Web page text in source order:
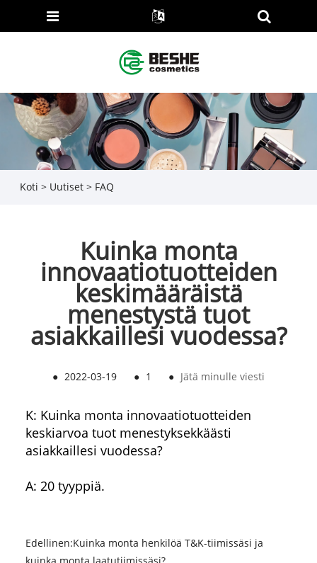
Koti > Uutiset> FAQ
Kuinka monta
innovaatiotuotteiden
keskimääräistä
menestystä tuot
asiakkaillesi vuodessa?
● 2022-03-19 ● 1 ● Jätä minulle viesti
K: Kuinka monta innovaatiotuotteiden
keskiarvoa tuot menestyksekkäästi
asiakkaillesi vuodessa?
A: 20 tyyppiä.
Edellinen:Kuinka monta henkilöä T&K-tiimissäsi ja